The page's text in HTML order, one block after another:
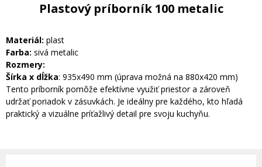
Plastový príborník 100 metalic
Materiál: plast
Farba: sivá metalic
Rozmery:
Šírka x dĺžka: 935x490 mm (úprava možná na 880x420 mm)
Tento príborník pomôže efektívne využiť priestor a zároveň
udržať poriadok v zásuvkách. Je ideálny pre každého, kto hľadá
praktický a vizuálne príťažlivý detail pre svoju kuchyňu.